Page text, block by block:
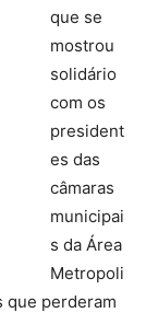
que se
mostrou
solidário
com os
president
es das
câmaras
municipai
s da Área
Metropoli
que perderam